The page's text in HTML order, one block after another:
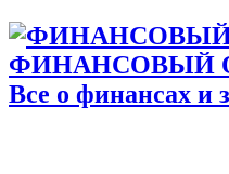
ФИНАНСОВЫЙ
Все о финансах и